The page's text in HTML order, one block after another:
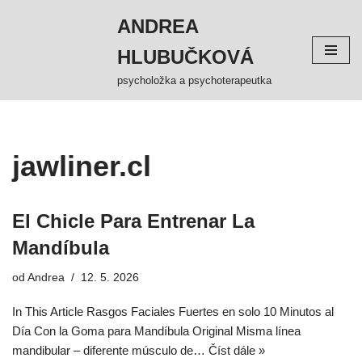
ANDREA
HLUBUČKOVÁ
psycholožka a psychoterapeutka
jawliner.cl
El Chicle Para Entrenar La
Mandíbula
od Andrea 12. 5. 2026
In This Article Rasgos Faciales Fuertes en solo 10 Minutos al
Día Con la Goma para Mandíbula Original Misma línea
mandibular – diferente músculo de… Číst dále »